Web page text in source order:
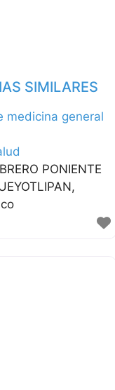
SIMILARES
medicina general
PONIENTE